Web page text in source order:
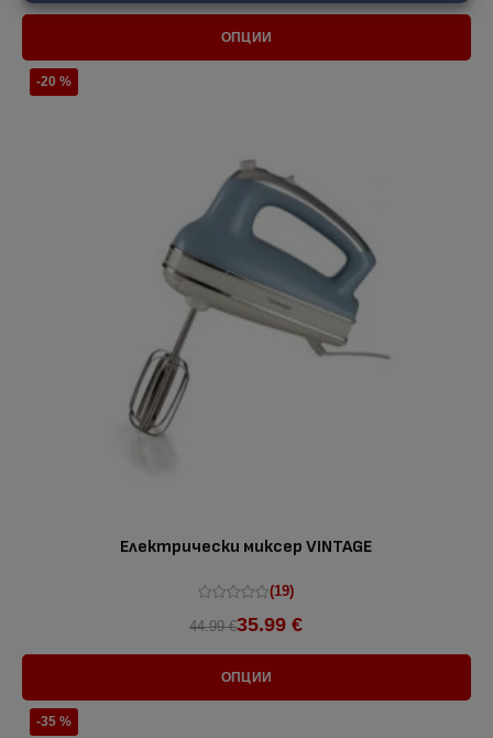
ОПЦИИ
-20 %
Електрически миксер VINTAGE
(19)
44.99 €35.99 €
ОПЦИИ
-35 %